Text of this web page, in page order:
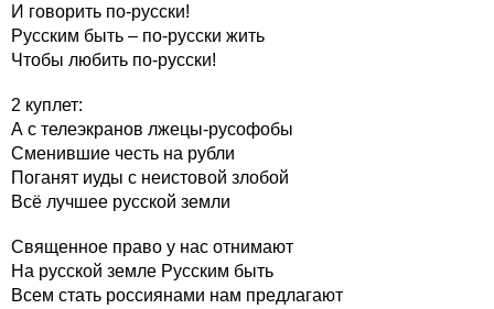
И говорить по-русски!
Русским быть – по-русски жить
Чтобы любить по-русски!
2 куплет:
А с телеэкранов лжецы-русофобы
Сменившие честь на рубли
Поганят иуды с неистовой злобой
Всё лучшее русской земли
Священное право у нас отнимают
На русской земле Русским быть
Всем стать россиянами нам предлагают